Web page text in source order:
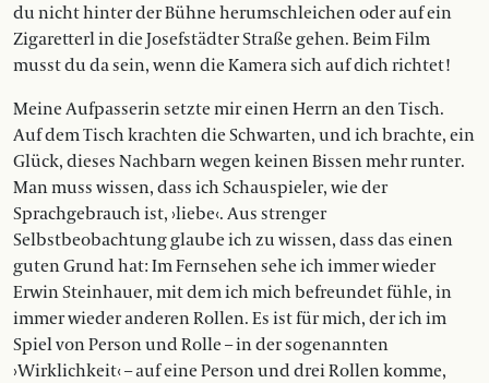
du nicht hinter der Bühne herumschleichen oder auf ein
Zigaretterl in die Josefstädter Straße gehen. Beim Film
musst du da sein, wenn die Kamera sich auf dich richtet!
Meine Aufpasserin setzte mir einen Herrn an den Tisch.
Auf dem Tisch krachten die Schwarten, und ich brachte, ein
Glück, dieses Nachbarn wegen keinen Bissen mehr runter.
Man muss wissen, dass ich Schauspieler, wie der
Sprachgebrauch ist, ›liebe‹. Aus strenger
Selbstbeobachtung glaube ich zu wissen, dass das einen
guten Grund hat: Im Fernsehen sehe ich immer wieder
Erwin Steinhauer, mit dem ich mich befreundet fühle, in
immer wieder anderen Rollen. Es ist für mich, der ich im
Spiel von Person und Rolle – in der sogenannten
›Wirklichkeit‹ – auf eine Person und drei Rollen komme,